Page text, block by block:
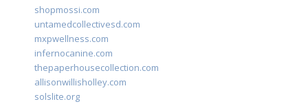
shopmossi.com
untamedcollectivesd.com
mxpwellness.com
infernocanine.com
thepaperhousecollection.com
allisonwillisholley.com
solslite.org